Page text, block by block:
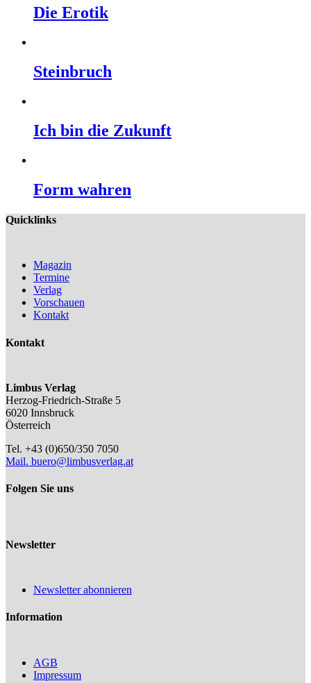
Die Erotik
Steinbruch
Ich bin die Zukunft
Form wahren
Quicklinks
Magazin
Termine
Verlag
Vorschauen
Kontakt
Kontakt
Limbus Verlag
Herzog-Friedrich-Straße 5
6020 Innsbruck
Österreich
Tel. +43 (0)650/350 7050
Mail. buero@limbusverlag.at
Folgen Sie uns
Newsletter
Newsletter abonnieren
Information
AGB
Impressum